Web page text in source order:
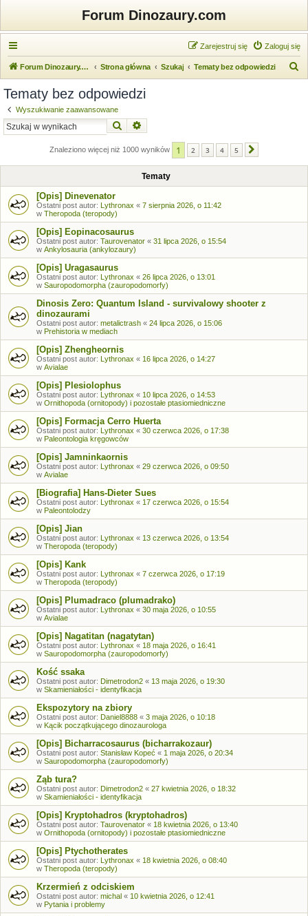
Forum Dinozaury.com
Zaloguj się
Zarejestruj się
Forum Dinozaury.com Strona główna Szukaj Tematy bez odpowiedzi
Tematy bez odpowiedzi
Wyszukiwanie zaawansowane
Szukaj
Znaleziono więcej niż 1000 wyników 1 2 3 4 5
Tematy
[Opis] Dinevenator
Ostatni post autor: Lythronax « 7 sierpnia 2026, o 11:42
w Theropoda (teropody)
[Opis] Eopinacosaurus
Ostatni post autor: Taurovenator « 31 lipca 2026, o 15:54
w Ankylosauria (ankylozaury)
[Opis] Uragasaurus
Ostatni post autor: Lythronax « 26 lipca 2026, o 13:01
w Sauropodomorpha (zauropodomorfy)
Dinosis Zero: Quantum Island - survivalowy shooter z
dinozaurami
Ostatni post autor: metalictrash « 24 lipca 2026, o 15:06
w Prehistoria w mediach
[Opis] Zhengheornis
Ostatni post autor: Lythronax « 16 lipca 2026, o 14:27
w Avialae
[Opis] Plesiolophus
Ostatni post autor: Lythronax « 10 lipca 2026, o 14:53
w Ornithopoda (ornitopody) i pozostałe ptasiomiedniczne
[Opis] Formacja Cerro Huerta
Ostatni post autor: Lythronax « 30 czerwca 2026, o 17:38
w Paleontologia kręgowców
[Opis] Jamninkaornis
Ostatni post autor: Lythronax « 29 czerwca 2026, o 09:50
w Avialae
[Biografia] Hans-Dieter Sues
Ostatni post autor: Lythronax « 17 czerwca 2026, o 15:54
w Paleontolodzy
[Opis] Jian
Ostatni post autor: Lythronax « 13 czerwca 2026, o 13:54
w Theropoda (teropody)
[Opis] Kank
Ostatni post autor: Lythronax « 7 czerwca 2026, o 17:19
w Theropoda (teropody)
[Opis] Plumadraco (plumadrako)
Ostatni post autor: Lythronax « 30 maja 2026, o 10:55
w Avialae
[Opis] Nagatitan (nagatytan)
Ostatni post autor: Lythronax « 18 maja 2026, o 16:41
w Sauropodomorpha (zauropodomorfy)
Kość ssaka
Ostatni post autor: Dimetrodon2 « 13 maja 2026, o 19:30
w Skamieniałości - identyfikacja
Ekspozytory na zbiory
Ostatni post autor: Daniel8888 « 3 maja 2026, o 10:18
w Kącik początkującego dinozaurologa
[Opis] Bicharracosaurus (bicharrakozaur)
Ostatni post autor: Stanisław Kopeć « 1 maja 2026, o 20:34
w Sauropodomorpha (zauropodomorfy)
Ząb tura?
Ostatni post autor: Dimetrodon2 « 27 kwietnia 2026, o 18:32
w Skamieniałości - identyfikacja
[Opis] Kryptohadros (kryptohadros)
Ostatni post autor: Taurovenator « 18 kwietnia 2026, o 13:40
w Ornithopoda (ornitopody) i pozostałe ptasiomiedniczne
[Opis] Ptychotherates
Ostatni post autor: Lythronax « 18 kwietnia 2026, o 08:40
w Theropoda (teropody)
Krzermień z odciskiem
Ostatni post autor: michal « 10 kwietnia 2026, o 12:41
w Pytania i problemy